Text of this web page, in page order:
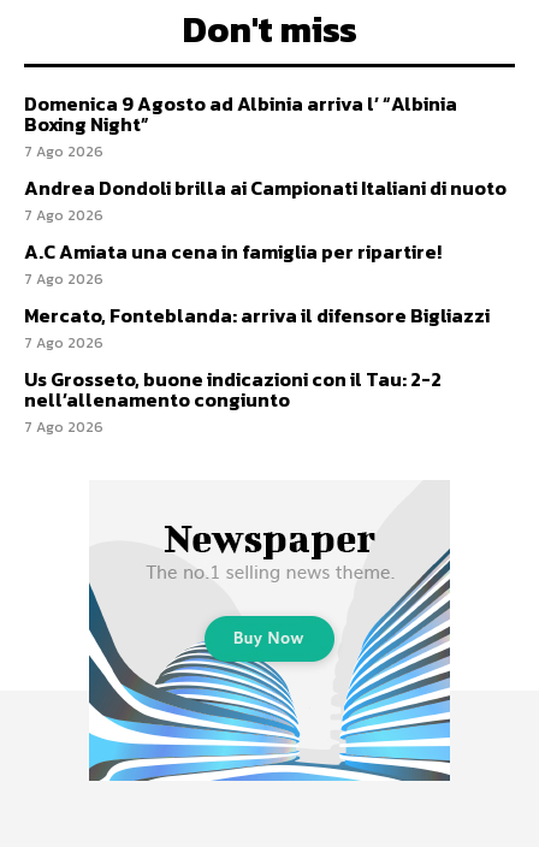
Don't miss
Domenica 9 Agosto ad Albinia arriva l’ “Albinia
Boxing Night”
7 Ago 2026
Andrea Dondoli brilla ai Campionati Italiani di nuoto
7 Ago 2026
A.C Amiata una cena in famiglia per ripartire!
7 Ago 2026
Mercato, Fonteblanda: arriva il difensore Bigliazzi
7 Ago 2026
Us Grosseto, buone indicazioni con il Tau: 2-2
nell’allenamento congiunto
7 Ago 2026